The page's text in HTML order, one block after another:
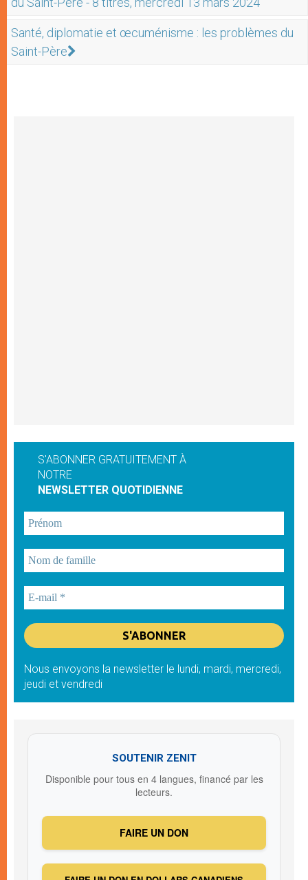
Santé, diplomatie et œcuménisme : les problèmes du
Saint-Père
S'ABONNER GRATUITEMENT À
NOTRE
NEWSLETTER QUOTIDIENNE
Nous envoyons la newsletter le lundi, mardi, mercredi,
jeudi et vendredi
SOUTENIR ZENIT
Disponible pour tous en 4 langues, financé par les
lecteurs.
FAIRE UN DON